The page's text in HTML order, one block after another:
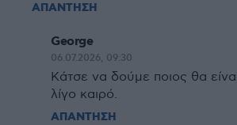
ΑΠΑΝΤΗΣΗ
George
06.07.2026, 09:30
Κάτσε να δούμε ποιος θα
λίγο καιρό.
ΑΠΑΝΤΗΣΗ